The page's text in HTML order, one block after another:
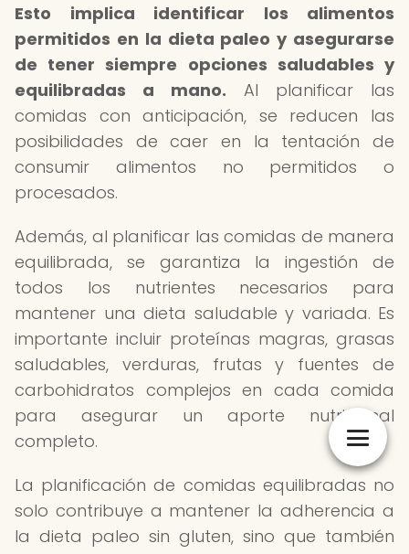
Esto implica identificar los alimentos
permitidos en la dieta paleo y asegurarse
de tener siempre opciones saludables y
equilibradas a mano. Al planificar las
comidas con anticipación, se reducen las
posibilidades de caer en la tentación de
consumir alimentos no permitidos o
procesados.
Además, al planificar las comidas de manera
equilibrada, se garantiza la ingestión de
todos los nutrientes necesarios para
mantener una dieta saludable y variada. Es
importante incluir proteínas magras, grasas
saludables, verduras, frutas y fuentes de
carbohidratos complejos en cada comida
para asegurar un aporte nutricional
completo.
La planificación de comidas equilibradas no
solo contribuye a mantener la adherencia a
la dieta paleo sin gluten, sino que también